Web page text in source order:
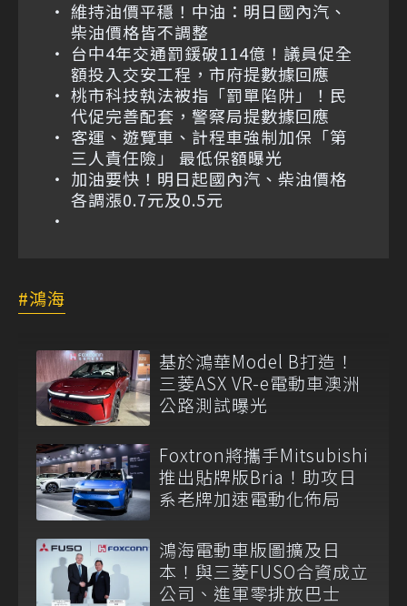
維持油價平穩！中油：明日國內汽、
柴油價格皆不調整
台中4年交通罰鍰破114億！議員促全
額投入交安工程，市府提數據回應
桃市科技執法被指「罰單陷阱」！民
代促完善配套，警察局提數據回應
客運、遊覽車、計程車強制加保「第
三人責任險」 最低保額曝光
加油要快！明日起國內汽、柴油價格
各調漲0.7元及0.5元
鴻海
基於鴻華Model B打造！
三菱ASX VR-e電動車澳洲
公路測試曝光
Foxtron將攜手Mitsubishi
推出貼牌版Bria！助攻日
系老牌加速電動化佈局
鴻海電動車版圖擴及日
本！與三菱FUSO合資成立
公司、進軍零排放巴士